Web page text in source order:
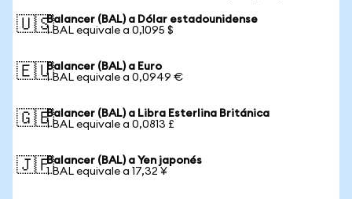
🇺🇸Balancer (BAL) a Dólar estadounidense
1 BAL equivale a 0,1095 $
🇪🇺Balancer (BAL) a Euro
1 BAL equivale a 0,0949 €
🇬🇧Balancer (BAL) a Libra Esterlina Británica
1 BAL equivale a 0,0813 £
🇯🇵Balancer (BAL) a Yen japonés
1 BAL equivale a 17,32 ¥